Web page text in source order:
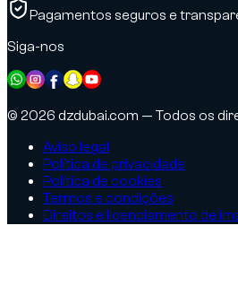
Pagamentos seguros e
Siga-nos
© 2026 dzdubai.com — Todos os
Aviso legal
Política de privacidade
Política de cookies
Termos e condições
Direitos e licenciamento de